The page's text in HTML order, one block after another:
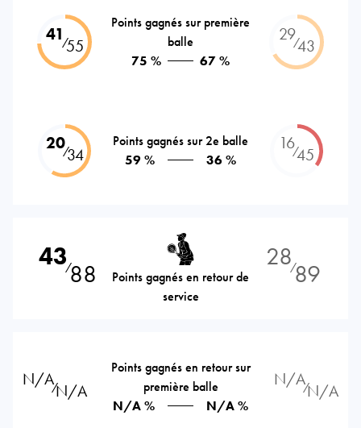
41⁄55
Points gagnés sur première
balle
75 %
67 %
29⁄43
20⁄34
Points gagnés sur 2e balle
59 %
36 %
16⁄45
43⁄88
Points gagnés en retour de
service
28⁄89
N/A⁄N/A
Points gagnés en retour sur
première balle
N/A %
N/A %
N/A⁄N/A